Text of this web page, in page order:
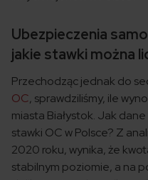
Ubezpieczenia
jakie stawki można
Przechodząc jednak do
OC, sprawdziliśmy, ile
miasta Białystok. Jak
stawki OC w Polsce? Z
2020 roku, wynika, że
stabilnym poziomie, a na